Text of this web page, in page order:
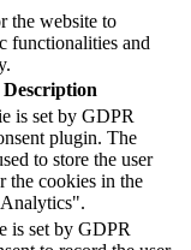
the website to
functionalities and
Description
is set by GDPR
plugin. The
to store the user
the cookies in the
is set by GDPR